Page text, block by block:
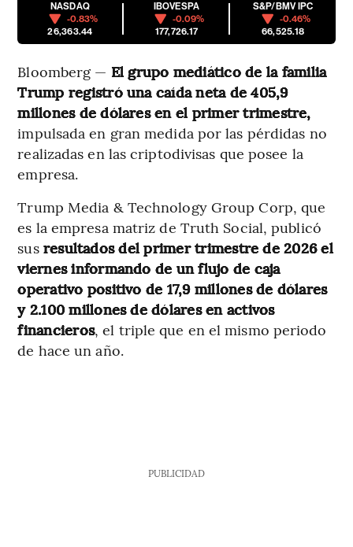
NASDAQ
-0.83%
26,363.44
IBOVESPA
-0.09%
177,726.17
S&P/BMV IPC
-0.46%
66,525.18
Bloomberg — El grupo mediático de la familia
Trump registró una caída neta de 405,9
millones de dólares en el primer trimestre,
impulsada en gran medida por las pérdidas no
realizadas en las criptodivisas que posee la
empresa.
Trump Media & Technology Group Corp, que
es la empresa matriz de Truth Social, publicó
sus resultados del primer trimestre de 2026 el
viernes informando de un flujo de caja
operativo positivo de 17,9 millones de dólares
y 2.100 millones de dólares en activos
financieros, el triple que en el mismo periodo
de hace un año.
PUBLICIDAD